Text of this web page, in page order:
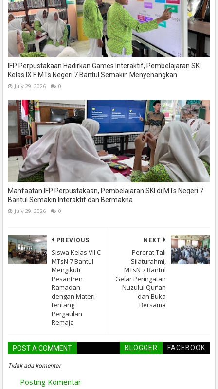
IFP Perpustakaan Hadirkan Games Interaktif, Pembelajaran SKI
Kelas IX F MTs Negeri 7 Bantul Semakin Menyenangkan
July 29, 2026 0
Manfaatan IFP Perpustakaan, Pembelajaran SKI di MTs Negeri 7
Bantul Semakin Interaktif dan Bermakna
July 29, 2026 0
NEXT
Pererat Tali
Silaturahmi,
MTsN 7 Bantul
Gelar Peringatan
Nuzulul Qur’an
dan Buka
Bersama
PREVIOUS
Siswa Kelas VII C
MTsN 7 Bantul
Mengikuti
Pesantren
Ramadan
dengan Materi
tentang
Pergaulan
Remaja
POST A COMMENT BLOGGER FACEBOOK
Tidak ada komentar
Posting Komentar